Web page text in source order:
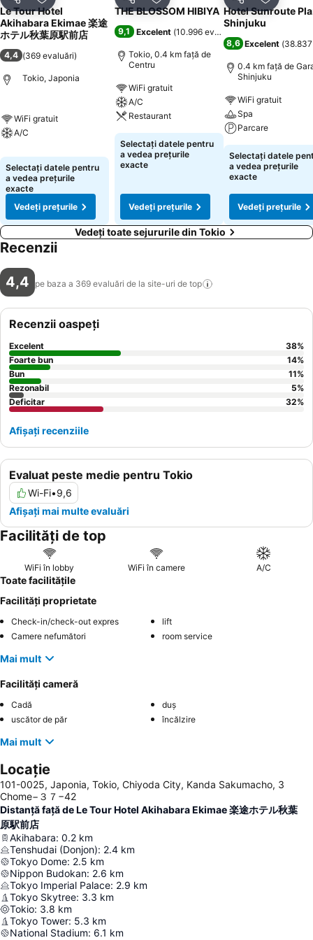
DistribuițiAdăugaţi la favorite
Le Tour Hotel
Akihabara Ekimae 楽途
ホテル秋葉原駅前店
4,4 (369 evaluări)
Tokio, Japonia
WiFi gratuit
A/C
Selectați datele pentru
a vedea prețurile
exacte
Vedeți prețurile
DistribuițiAdăugaţi la favorite
THE BLOSSOM HIBIYA
9,1 Excelent (10.996 evaluări
Tokio, 0.4 km faţă de
Centru
WiFi gratuit
A/C
Restaurant
Selectați datele pentru
a vedea prețurile
exacte
Vedeți prețurile
Distribuiți
Hotel Sunroute
Shinjuku
8,6 Excelent (
0.4 km faţă de
Shinjuku
WiFi gratuit
Spa
Parcare
Selectați datele
a vedea prețurile
exacte
Vedeți prețurile
Vedeți toate sejururile din Tokio
Recenzii
4,4 pe baza a 369 evaluări de la site-uri de top
Evaluat peste medie pentru Tokio
Wi-Fi•9,6
Afișați mai multe evaluări
Recenzii oaspeți
Excelent 38%
Foarte bun
14%
Bun
11%
Rezonabil
5%
Deficitar
32%
Afișați recenziile
Facilități de top
WiFi în lobby WiFi în camere A/C
Toate facilitățile
Facilități proprietate
Check-in/check-out expres
lift
Camere nefumători
room service
Mai mult
Facilități cameră
Cadă
duș
uscător de păr
încălzire
Mai mult
Locație
101-0025, Japonia, Tokio, Chiyoda City, Kanda Sakumacho, 3
Chome−３７−42
Distanță față de Le Tour Hotel Akihabara Ekimae 楽途ホテル秋葉
原駅前店
Akihabara: 0.2 km
Tenshudai (Donjon): 2.4 km
Tokyo Dome: 2.5 km
Nippon Budokan: 2.6 km
Tokyo Imperial Palace: 2.9 km
Tokyo Skytree: 3.3 km
Tokio: 3.8 km
Tokyo Tower: 5.3 km
National Stadium: 6.1 km